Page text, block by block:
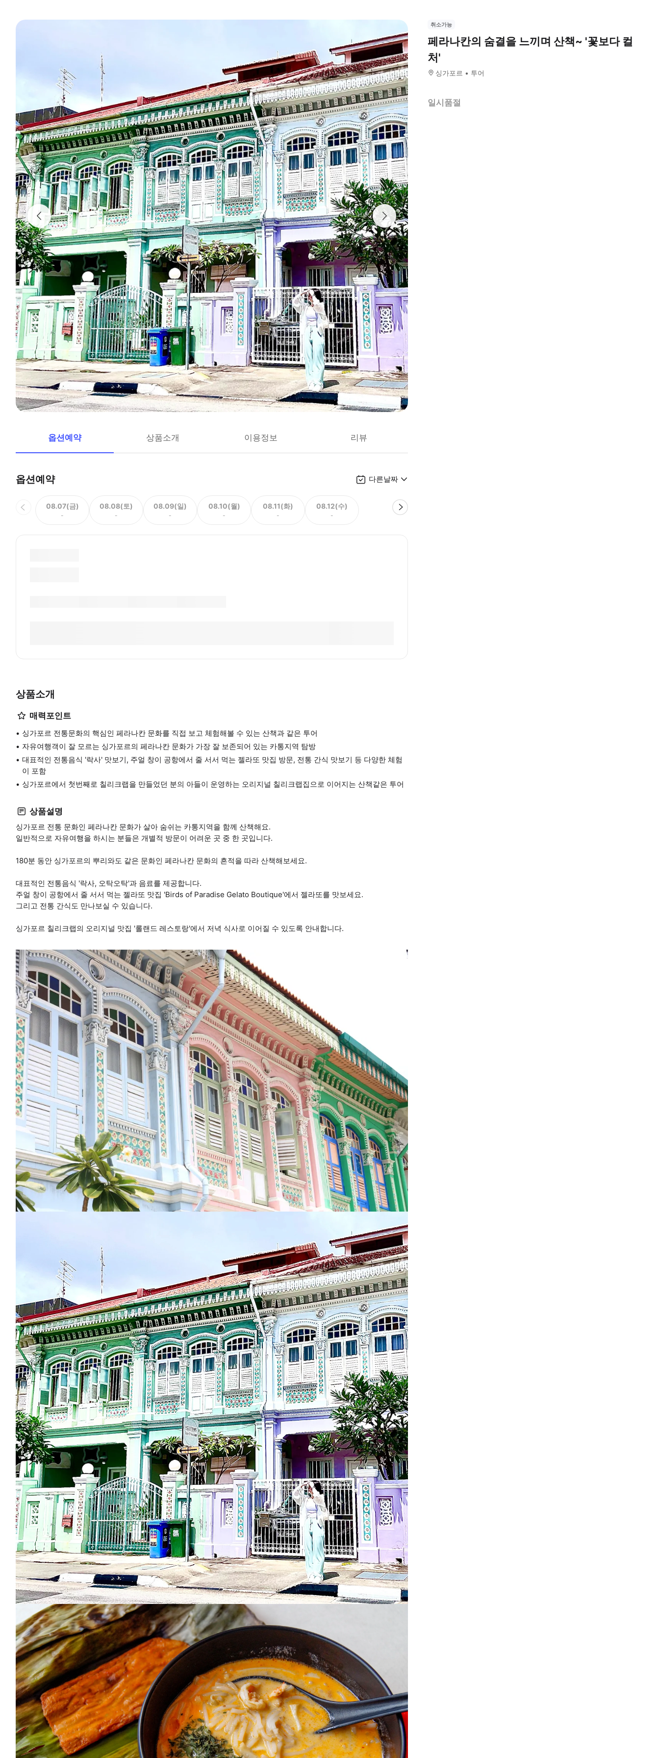
옵션예약 상품소개 이용정보 리뷰
옵션예약 다른날짜
08.07(금)
-
08.08(토)
-
08.09(일)
-
08.10(월)
-
08.11(화)
-
08.12(수)
-
상품소개
매력포인트
싱가포르 전통문화의 핵심인 페라나칸 문화를 직접 보고 체험해볼 수 있는 산책과 같은 투어
자유여행객이 잘 모르는 싱가포르의 페라나칸 문화가 가장 잘 보존되어 있는 카통지역 탐방
대표적인 전통음식 '락사' 맛보기, 주얼 창이 공항에서 줄 서서 먹는 젤라또 맛집 방문, 전통 간식 맛보기 등 다양한 체험
이 포함
싱가포르에서 첫번째로 칠리크랩을 만들었던 분의 아들이 운영하는 오리지널 칠리크랩집으로 이어지는 산책같은 투어
상품설명
싱가포르 전통 문화인 페라나칸 문화가 살아 숨쉬는 카통지역을 함께 산책해요.
일반적으로 자유여행을 하시는 분들은 개별적 방문이 어려운 곳 중 한 곳입니다.
180분 동안 싱가포르의 뿌리와도 같은 문화인 페라나칸 문화의 흔적을 따라 산책해보세요.
대표적인 전통음식 '락사, 오탁오탁'과 음료를 제공합니다.
주얼 창이 공항에서 줄 서서 먹는 젤라또 맛집 'Birds of Paradise Gelato Boutique'에서 젤라또를 맛보세요.
그리고 전통 간식도 만나보실 수 있습니다.
싱가포르 칠리크랩의 오리지널 맛집 '롤랜드 레스토랑'에서 저녁 식사로 이어질 수 있도록 안내합니다.
취소가능
페라나칸의 숨결을 느끼며 산책~ '꽃보다 컬
처'
싱가포르 투어
일시품절